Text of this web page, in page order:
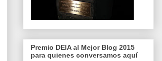
Premio DEIA al Mejor Blog 2015
para quienes conversamos aquí